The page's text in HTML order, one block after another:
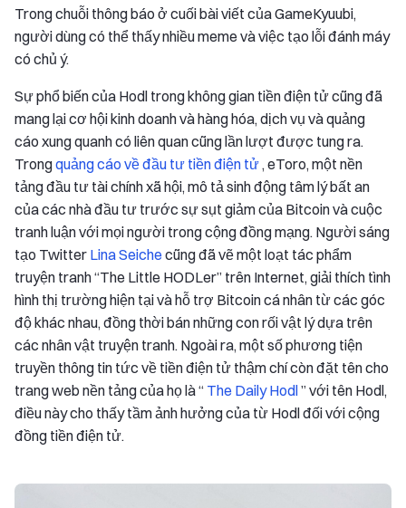
Trong chuỗi thông báo ở cuối bài viết của GameKyuubi,
người dùng có thể thấy nhiều meme và việc tạo lỗi đánh máy
có chủ ý.
Sự phổ biến của Hodl trong không gian tiền điện tử cũng đã
mang lại cơ hội kinh doanh và hàng hóa, dịch vụ và quảng
cáo xung quanh có liên quan cũng lần lượt được tung ra.
Trongquảng cáo về đầu tư tiền điện tử , eToro, một nền
tảng đầu tư tài chính xã hội, mô tả sinh động tâm lý bất an
của các nhà đầu tư trước sự sụt giảm của Bitcoin và cuộc
tranh luận với mọi người trong cộng đồng mạng. Người sáng
tạo Twitter Lina Seichecũng đã vẽ một loạt tác phẩm
truyện tranh “The Little HODLer” trên Internet, giải thích tình
hình thị trường hiện tại và hỗ trợ Bitcoin cá nhân từ các góc
độ khác nhau, đồng thời bán những con rối vật lý dựa trên
các nhân vật truyện tranh. Ngoài ra, một số phương tiện
truyền thông tin tức về tiền điện tử thậm chí còn đặt tên cho
trang web nền tảng của họ là “ The Daily Hodl” với tên Hodl,
điều này cho thấy tầm ảnh hưởng của từ Hodl đối với cộng
đồng tiền điện tử.